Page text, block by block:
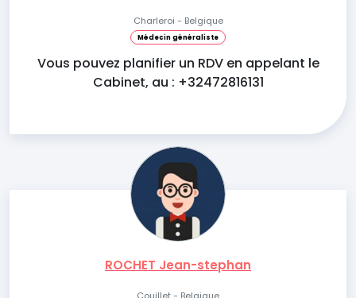
Charleroi - Belgique
Médecin généraliste
Vous pouvez planifier un RDV en appelant le
Cabinet, au : +32472816131
ROCHET Jean-stephan